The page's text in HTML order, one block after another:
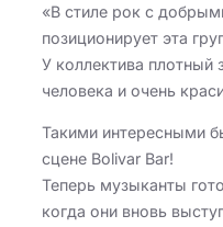
«В стиле рок с
позиционирует эта
У коллектива плотный
человека и очень
Такими интересными
сцене Bolivar Bar!
Теперь музыканты
когда они вновь